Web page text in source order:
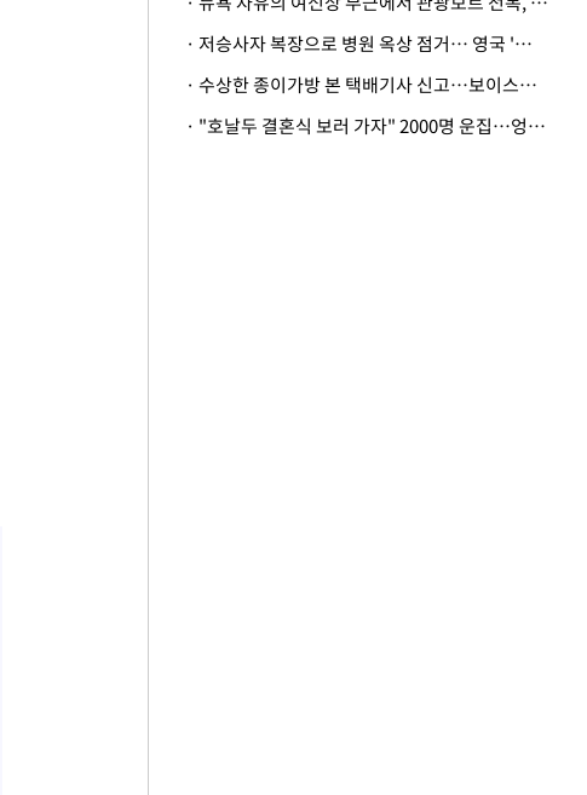
· 저승사자 복장으로 병원 옥상 점거… 영국 '흑사병 의사'의 기행
· 수상한 종이가방 본 택배기사 신고…보이스피싱 피해 3000만원 막아
· "호날두 결혼식 보러 가자" 2000명 운집…엉뚱한 커플 결혼식에 '황당'